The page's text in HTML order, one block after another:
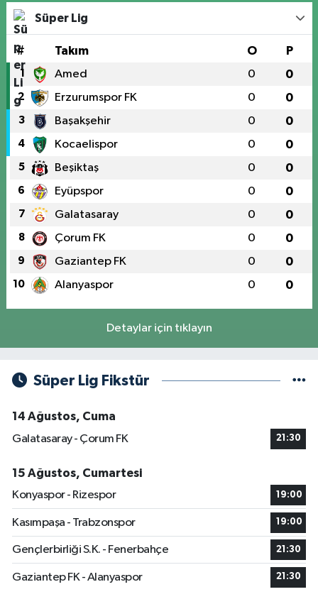
Süper Lig
# Takım O P
1 Amed 0 0
2 Erzurumspor FK 0 0
3 Başakşehir 0 0
4 Kocaelispor 0 0
5 Beşiktaş 0 0
6 Eyüpspor 0 0
7 Galatasaray 0 0
8 Çorum FK 0 0
9 Gaziantep FK 0 0
10 Alanyaspor 0 0
Detaylar için tıklayın
Süper Lig Fikstür
14 Ağustos, Cuma
Galatasaray - Çorum FK
21:30
15 Ağustos, Cumartesi
Konyaspor - Rizespor
19:00
Kasımpaşa - Trabzonspor 19:00
Gençlerbirliği S.K. - Fenerbahçe 21:30
Gaziantep FK - Alanyaspor 21:30